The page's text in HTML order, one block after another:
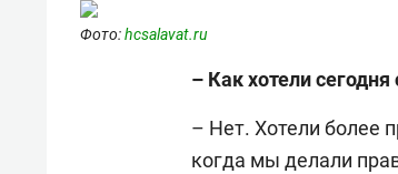
Фото:hcsalavat.ru
– Как хотели
– Нет. Хотели более
когда мы делали